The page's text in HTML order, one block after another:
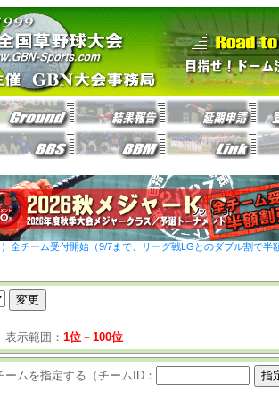
全チーム受付開始（9/7まで、リーグ戦LGとのダブル割で半
表示範囲： 1位－ 100位
ームを指定する（チームID：